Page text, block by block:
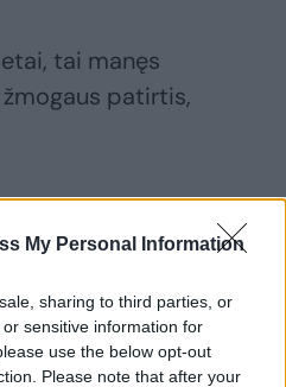
My Personal Information
sharing to third parties, or
sensitive information for
use the below opt-out
Please note that after your
tai manęs
patirtis,
gal dvejus metus.
Londoną, po kurio laiko
ir netolimoje